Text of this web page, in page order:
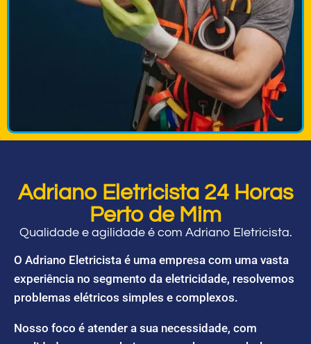
Adriano Eletricista 24 Horas
Perto de Mim
Qualidade e agilidade é com Adriano Eletricista.
O Adriano Eletricista é uma empresa com uma vasta
experiência no segmento da eletricidade, resolvemos
problemas elétricos simples e complexos.
Nosso foco é atender a sua necessidade, com